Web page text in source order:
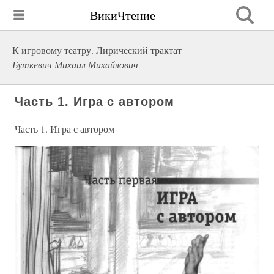
ВикиЧтение
К игровому театру. Лирический трактат
Буткевич Михаил Михайлович
Часть 1. Игра с автором
Часть 1. Игра с автором